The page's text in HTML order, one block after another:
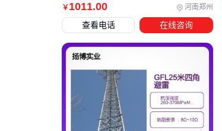
￥ 1011.00 河南郑州
查看电话 在线咨询